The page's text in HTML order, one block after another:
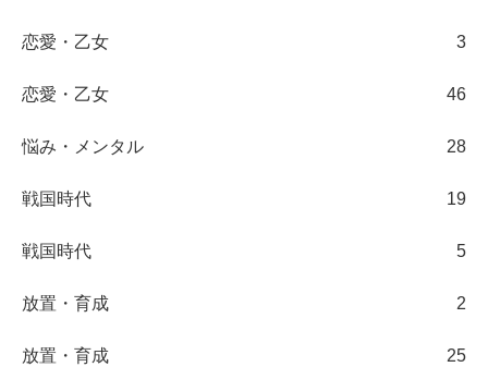
恋愛・乙女 3
恋愛・乙女 46
悩み・メンタル 28
戦国時代 19
戦国時代 5
放置・育成 2
放置・育成 25